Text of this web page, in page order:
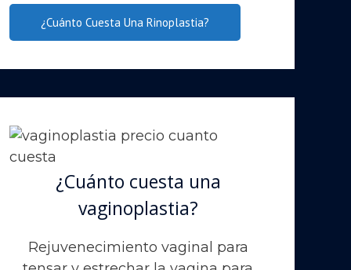
¿Cuánto Cuesta Una Rinoplastia?
¿Cuánto cuesta una
vaginoplastia?
Rejuvenecimiento vaginal para